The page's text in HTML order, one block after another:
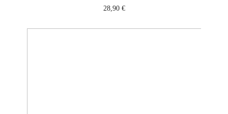
28,90 €